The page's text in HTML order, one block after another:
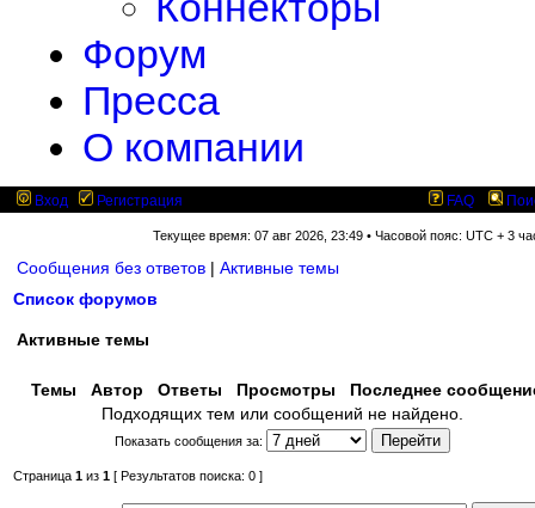
Форум
Пресса
О компании
Вход Регистрация FAQ
Текущее время: 07 авг 2026, 23:49 • Часовой пояс: UTC + 3
Сообщения без ответов | Активные темы
Список форумов
Активные темы
Темы Автор Ответы Просмотры
Последнее
Подходящих тем или сообщений не найдено.
Показать сообщения за:
Страница 1 из 1 [ Результатов поиска: 0 ]